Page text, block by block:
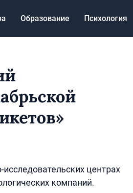
Образование Психология
центрах
компаний.